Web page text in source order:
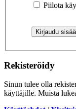
Piilota
Rekisteröidy
Sinun tulee olla
käyttäjille. Muista